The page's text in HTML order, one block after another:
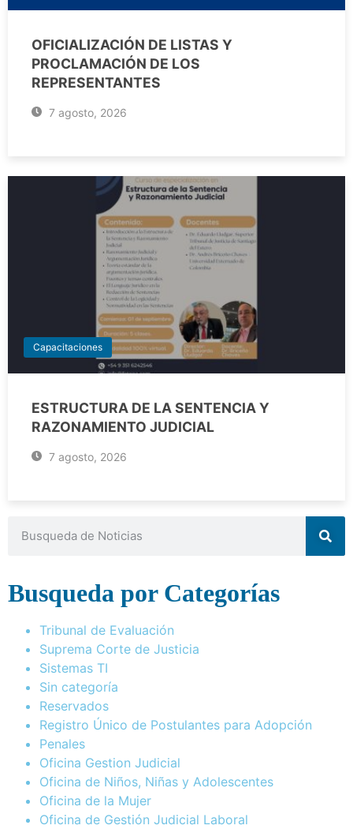
OFICIALIZACIÓN DE LISTAS Y
PROCLAMACIÓN DE LOS
REPRESENTANTES
7 agosto, 2026
Capacitaciones
ESTRUCTURA DE LA SENTENCIA Y
RAZONAMIENTO JUDICIAL
7 agosto, 2026
Busqueda por Categorías
Tribunal de Evaluación
Suprema Corte de Justicia
Sistemas TI
Sin categoría
Reservados
Registro Único de Postulantes para Adopción
Penales
Oficina Gestion Judicial
Oficina de Niños, Niñas y Adolescentes
Oficina de la Mujer
Oficina de Gestión Judicial Laboral